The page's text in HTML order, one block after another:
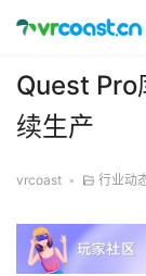
Quest Pro
续生产
vrcoast • 行业动